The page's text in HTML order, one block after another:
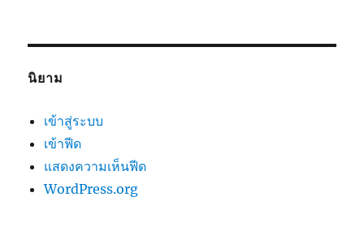
นิยาม
เข้าสู่ระบบ
เข้าฟีด
แสดงความเห็นฟีด
WordPress.org